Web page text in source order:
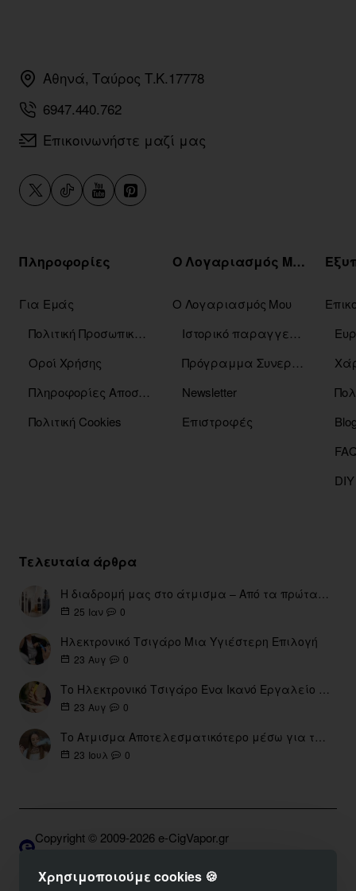
Χρησιμοποιούμε cookies 🍪
Αθηνά, Ταύρος Τ.Κ.17778
6947.440.762
Επικοινωνήστε μαζί μας
Πληροφορίες
Για Εμάς
Πολιτική Προσωπικών Δεδομένων
Οροί Χρήσης
Πληροφορίες Αποστόλης
Πολιτική Cookies
Ο Λογαριασμός Μου
Ο Λογαριασμός Μου
Ιστορικό παραγγελιών
Πρόγραμμα Συνεργατών
Newsletter
Επιστροφές
Τελευταία άρθρα
Η διαδρομή μας στο άτμισμα – Από τα πρώτα eGo έως τη σύγχρονη εποχή
25 Ιαν 0
Ηλεκτρονικό Τσιγάρο Μια Υγιέστερη Επιλογή
23 Αυγ 0
Το Ηλεκτρονικό Τσιγάρο Ένα Ικανό Εργαλείο για τη Διακοπή του Καπνίσματος
23 Αυγ 0
Το Ατμισμα Αποτελεσματικότερο μέσω για την διακοπή Καπνίσματος
23 Ιουλ 0
Copyright © 2009-2026 e-CigVapor.gr